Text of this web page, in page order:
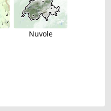
Nuvole